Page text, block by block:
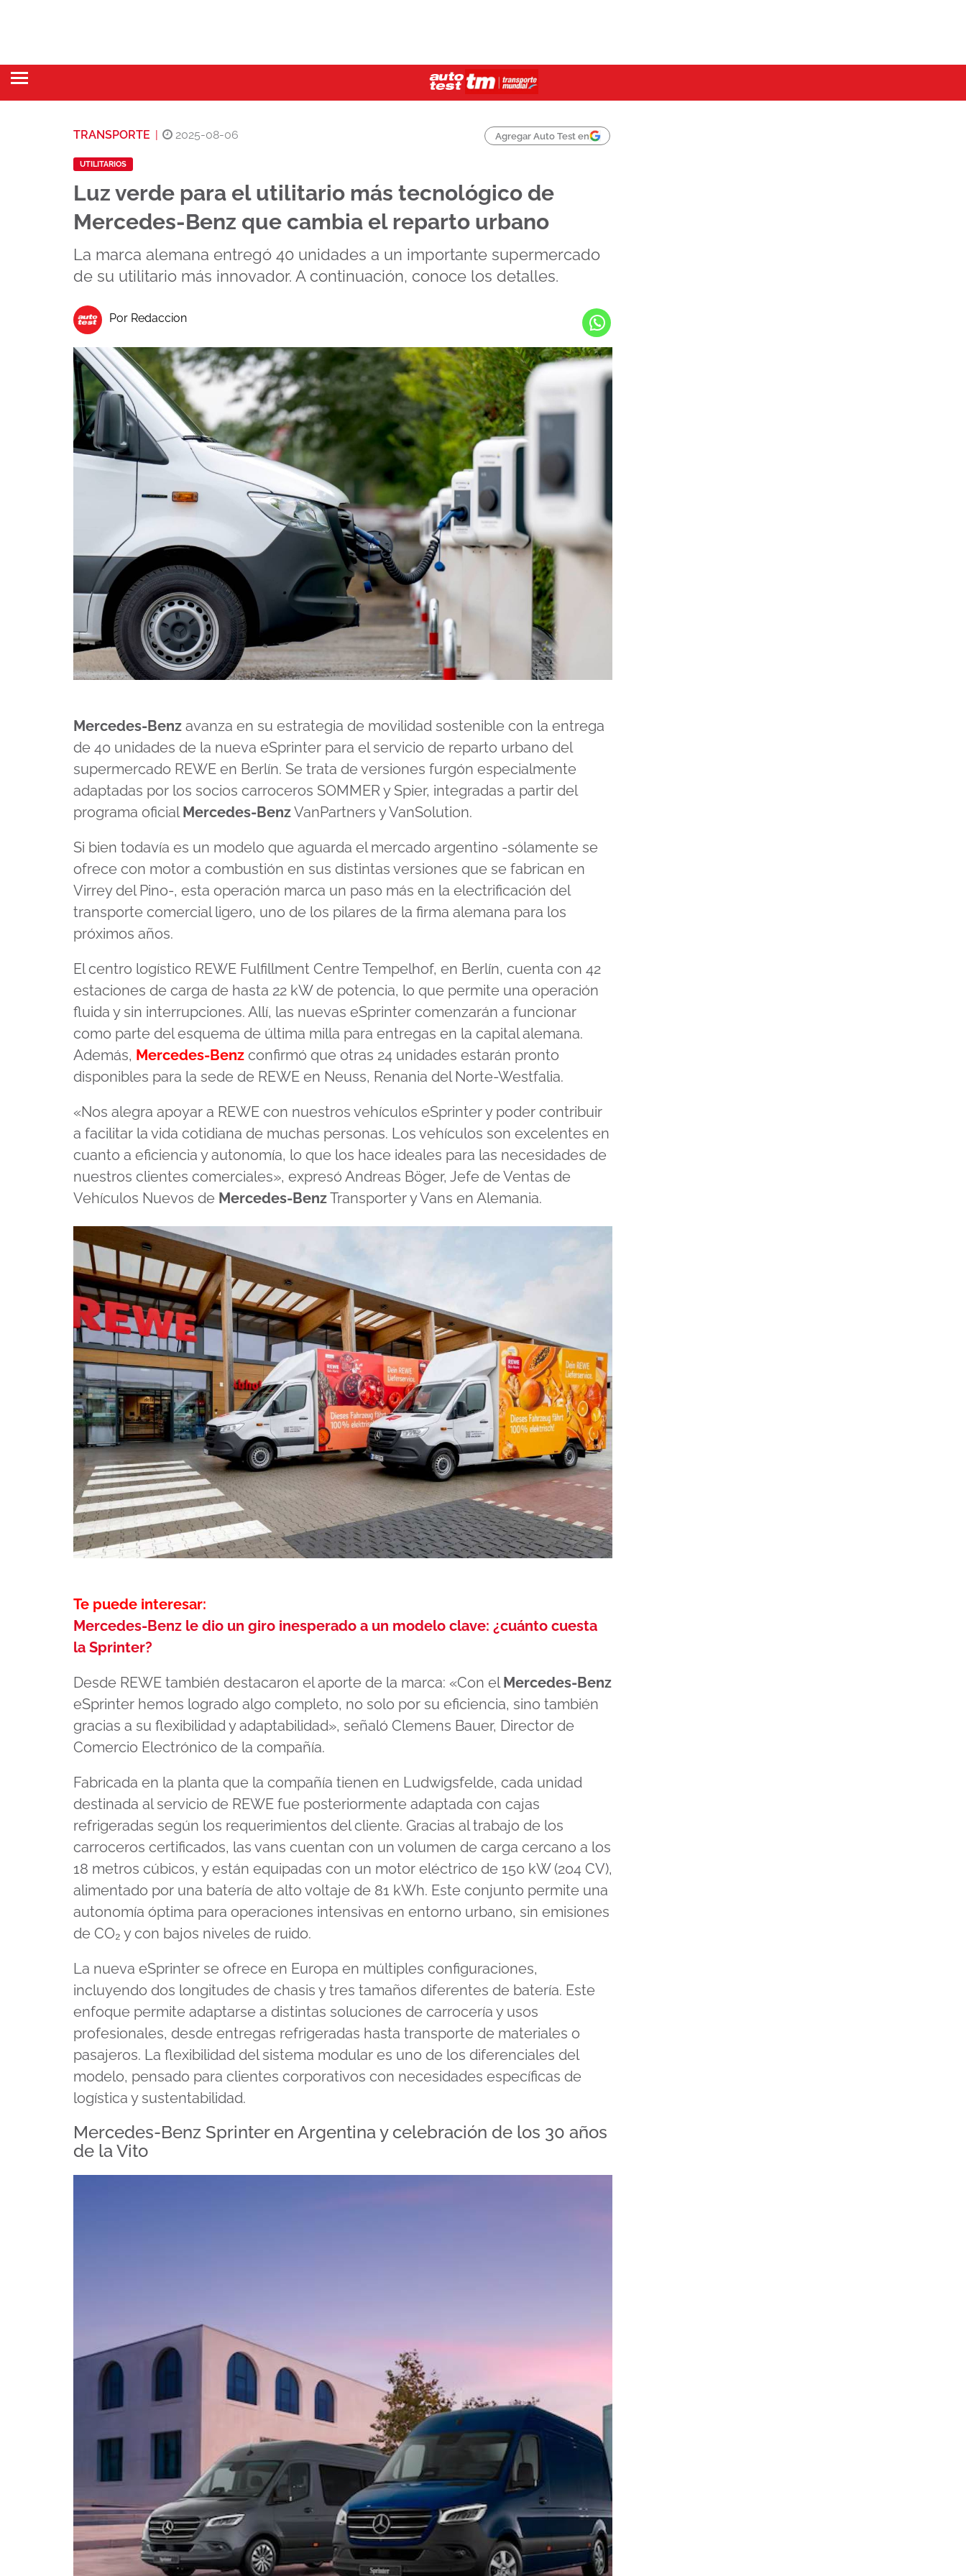
TRANSPORTE 2025-08-06 Agregar Auto Test en
UTILITARIOS
Luz verde para el utilitario más tecnológico de
Mercedes-Benz que cambia el reparto urbano
La marca alemana entregó 40 unidades a un importante supermercado
de su utilitario más innovador. A continuación, conoce los detalles.
Por Redaccion
Mercedes-Benz avanza en su estrategia de movilidad sostenible con la entrega
de 40 unidades de la nueva eSprinter para el servicio de reparto urbano del
supermercado REWE en Berlín. Se trata de versiones furgón especialmente
adaptadas por los socios carroceros SOMMER y Spier, integradas a partir del
programa oficialMercedes-BenzVanPartners y VanSolution.
Si bien todavía es un modelo que aguarda el mercado argentino -sólamente se
ofrece con motor a combustión en sus distintas versiones que se fabrican en
Virrey del Pino-, esta operación marca un paso más en la electrificación del
transporte comercial ligero, uno de los pilares de la firma alemana para los
próximos años.
El centro logístico REWE Fulfillment Centre Tempelhof, en Berlín, cuenta con 42
estaciones de carga de hasta 22 kW de potencia, lo que permite una operación
fluida y sin interrupciones. Allí, las nuevas eSprinter comenzarán a funcionar
como parte del esquema de última milla para entregas en la capital alemana.
Además, Mercedes-Benz confirmó que otras 24 unidades estarán pronto
disponibles para la sede de REWE en Neuss, Renania del Norte-Westfalia.
«Nos alegra apoyar a REWE con nuestros vehículos eSprinter y poder contribuir
a facilitar la vida cotidiana de muchas personas. Los vehículos son excelentes en
cuanto a eficiencia y autonomía, lo que los hace ideales para las necesidades de
nuestros clientes comerciales», expresó Andreas Böger, Jefe de Ventas de
Vehículos Nuevos de Mercedes-BenzTransporter y Vans en Alemania.
Te puede interesar:
Mercedes-Benz le dio un giro inesperado a un modelo clave: ¿cuánto cuesta
la Sprinter?
Desde REWE también destacaron el aporte de la marca: «Con elMercedes-Benz
eSprinter hemos logrado algo completo, no solo por su eficiencia, sino también
gracias a su flexibilidad y adaptabilidad», señaló Clemens Bauer, Director de
Comercio Electrónico de la compañía.
Fabricada en la planta que la compañía tienen en Ludwigsfelde, cada unidad
destinada al servicio de REWE fue posteriormente adaptada con cajas
refrigeradas según los requerimientos del cliente. Gracias al trabajo de los
carroceros certificados, las vans cuentan con un volumen de carga cercano a los
18 metros cúbicos, y están equipadas con un motor eléctrico de 150 kW (204 CV),
alimentado por una batería de alto voltaje de 81 kWh. Este conjunto permite una
autonomía óptima para operaciones intensivas en entorno urbano, sin emisiones
de CO₂ y con bajos niveles de ruido.
La nueva eSprinter se ofrece en Europa en múltiples configuraciones,
incluyendo dos longitudes de chasis y tres tamaños diferentes de batería. Este
enfoque permite adaptarse a distintas soluciones de carrocería y usos
profesionales, desde entregas refrigeradas hasta transporte de materiales o
pasajeros. La flexibilidad del sistema modular es uno de los diferenciales del
modelo, pensado para clientes corporativos con necesidades específicas de
logística y sustentabilidad.
Mercedes-Benz Sprinter en Argentina y celebración de los 30 años
de la Vito